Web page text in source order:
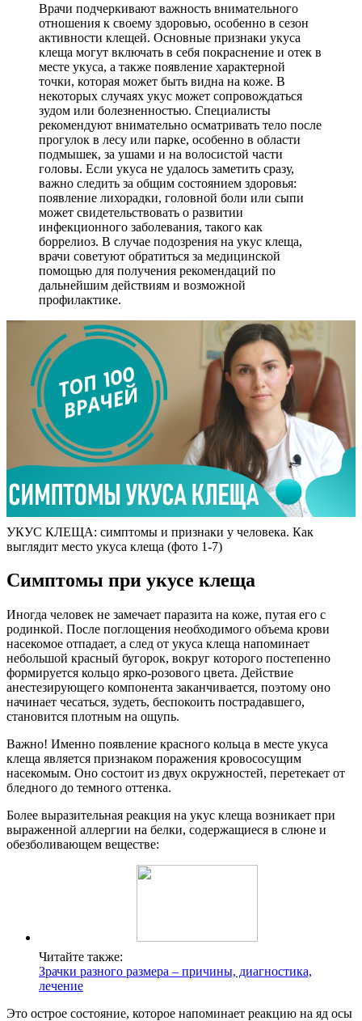
Врачи подчеркивают важность внимательного
отношения к своему здоровью, особенно в сезон
активности клещей. Основные признаки укуса
клеща могут включать в себя покраснение и отек в
месте укуса, а также появление характерной
точки, которая может быть видна на коже. В
некоторых случаях укус может сопровождаться
зудом или болезненностью. Специалисты
рекомендуют внимательно осматривать тело после
прогулок в лесу или парке, особенно в области
подмышек, за ушами и на волосистой части
головы. Если укуса не удалось заметить сразу,
важно следить за общим состоянием здоровья:
появление лихорадки, головной боли или сыпи
может свидетельствовать о развитии
инфекционного заболевания, такого как
боррелиоз. В случае подозрения на укус клеща,
врачи советуют обратиться за медицинской
помощью для получения рекомендаций по
дальнейшим действиям и возможной
профилактике.
УКУС КЛЕЩА: симптомы и признаки у человека. Как
выглядит место укуса клеща (фото 1-7)
Симптомы при укусе клеща
Иногда человек не замечает паразита на коже, путая его с
родинкой. После поглощения необходимого объема крови
насекомое отпадает, а след от укуса клеща напоминает
небольшой красный бугорок, вокруг которого постепенно
формируется кольцо ярко-розового цвета. Действие
анестезирующего компонента заканчивается, поэтому оно
начинает чесаться, зудеть, беспокоить пострадавшего,
становится плотным на ощупь.
Важно! Именно появление красного кольца в месте укуса
клеща является признаком поражения кровососущим
насекомым. Оно состоит из двух окружностей, перетекает от
бледного до темного оттенка.
Более выразительная реакция на укус клеща возникает при
выраженной аллергии на белки, содержащиеся в слюне и
обезболивающем веществе:
Читайте также:
Зрачки разного размера – причины, диагностика,
лечение
Это острое состояние, которое напоминает реакцию на яд осы